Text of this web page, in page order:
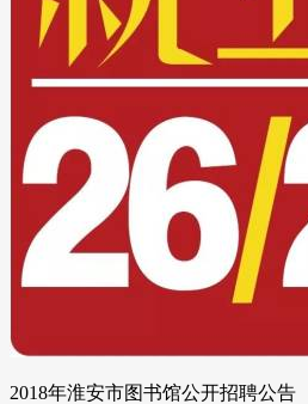
2018年淮安市图书馆公开招聘公告